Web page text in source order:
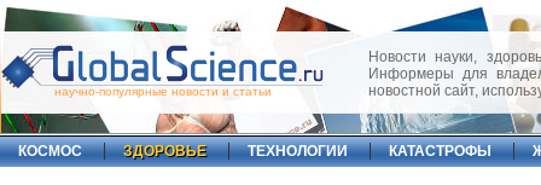
научно-популярные новости и статьи
Новости науки,
Информеры для
новостной сайт,
КОСМОС ЗДОРОВЬЕ ТЕХНОЛОГИИ КАТАСТРОФЫ